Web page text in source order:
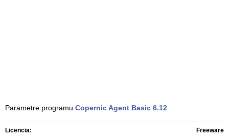
Parametre programu Copernic Agent Basic 6.12
Licencia: Freeware